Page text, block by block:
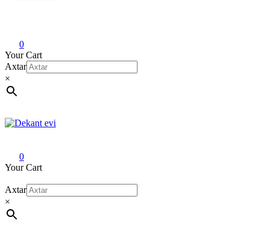
0
Your Cart
Axtar
×
0
Your Cart
Axtar
×